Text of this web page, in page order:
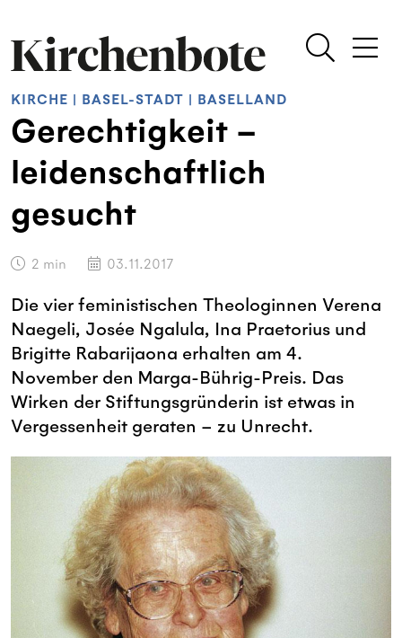
KIRCHE BASEL-STADT BASELLAND
Gerechtigkeit –
leidenschaftlich
gesucht
2 min 03.11.2017
Die vier feministischen Theologinnen Verena
Naegeli, Josée Ngalula, Ina Praetorius und
Brigitte Rabarijaona erhalten am 4.
November den Marga-Bührig-Preis. Das
Wirken der Stiftungsgründerin ist etwas in
Vergessenheit geraten – zu Unrecht.